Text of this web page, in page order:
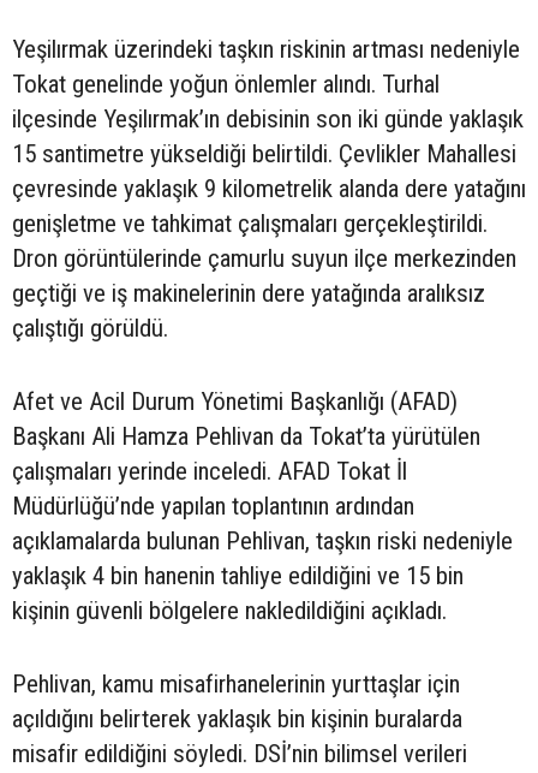
Yeşilırmak üzerindeki taşkın riskinin artması nedeniyle
Tokat genelinde yoğun önlemler alındı. Turhal
ilçesinde Yeşilırmak’ın debisinin son iki günde yaklaşık
15 santimetre yükseldiği belirtildi. Çevlikler Mahallesi
çevresinde yaklaşık 9 kilometrelik alanda dere yatağını
genişletme ve tahkimat çalışmaları gerçekleştirildi.
Dron görüntülerinde çamurlu suyun ilçe merkezinden
geçtiği ve iş makinelerinin dere yatağında aralıksız
çalıştığı görüldü.
Afet ve Acil Durum Yönetimi Başkanlığı (AFAD)
Başkanı Ali Hamza Pehlivan da Tokat’ta yürütülen
çalışmaları yerinde inceledi. AFAD Tokat İl
Müdürlüğü’nde yapılan toplantının ardından
açıklamalarda bulunan Pehlivan, taşkın riski nedeniyle
yaklaşık 4 bin hanenin tahliye edildiğini ve 15 bin
kişinin güvenli bölgelere nakledildiğini açıkladı.
Pehlivan, kamu misafirhanelerinin yurttaşlar için
açıldığını belirterek yaklaşık bin kişinin buralarda
misafir edildiğini söyledi. DSİ’nin bilimsel verileri